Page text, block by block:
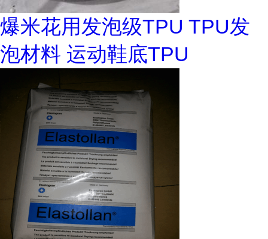
爆米花用发泡级TPU TPU发
泡材料 运动鞋底TPU